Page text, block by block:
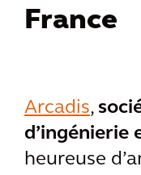
France
Arcadis,
d’ingénierie
heureuse